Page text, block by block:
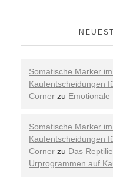
Somatische Marker
Kaufentscheidungen
Corner zu Emotionale
Somatische Marker
Kaufentscheidungen
Corner zu Das
Urprogrammen auf